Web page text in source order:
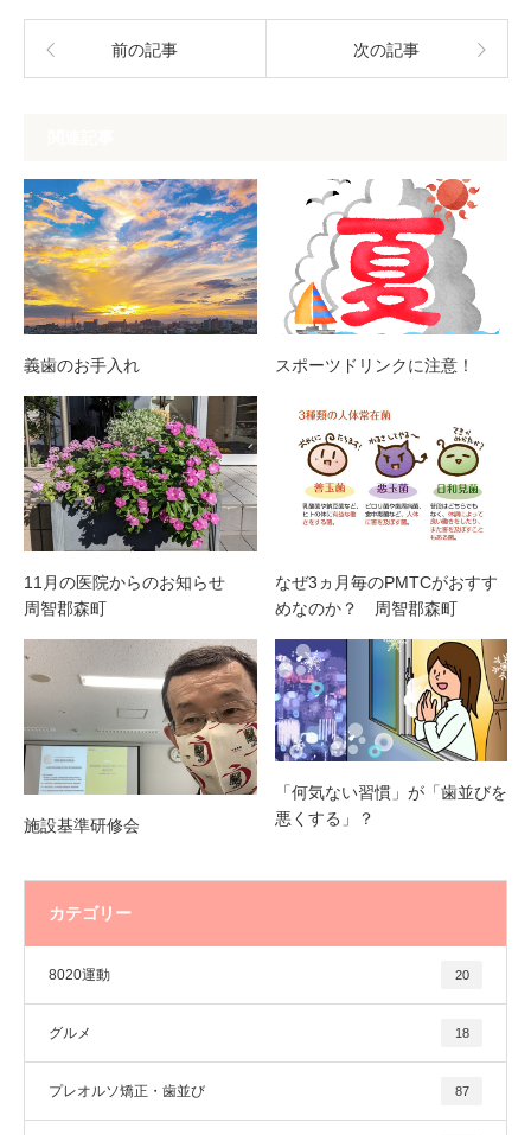
前の記事 次の記事
義歯のお手入れ スポーツドリンクに注意！
11月の医院からのお知らせ
周智郡森町
なぜ3ヵ月毎のPMTCがおすす
めなのか？ 周智郡森町
施設基準研修会
「何気ない習慣」が「歯並びを
悪くする」？
カテゴリー
8020運動 20
グルメ 18
プレオルソ矯正・歯並び 87